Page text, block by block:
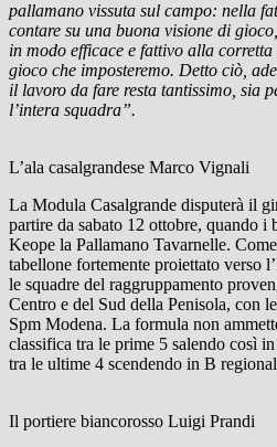
pallamano vissuta sul campo: nella
contare su una buona visione di
in modo efficace e fattivo alla
gioco che imposteremo. Detto ciò,
il lavoro da fare resta tantissimo, sia
l’intera squadra”.
L’ala casalgrandese Marco Vignali
La Modula Casalgrande disputerà il
partire da sabato 12 ottobre, quando i
Keope la Pallamano Tavarnelle.
tabellone fortemente proiettato verso
le squadre del raggruppamento
Centro e del Sud della Penisola, con
Spm Modena. La formula non
classifica tra le prime 5 salendo così
tra le ultime 4 scendendo in B
Il portiere biancorosso Luigi Prandi